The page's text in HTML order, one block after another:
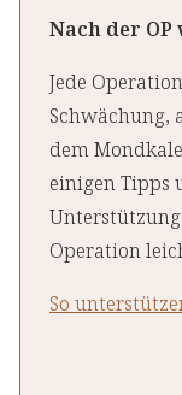
Nach der
Jede
Schwächung,
dem
einigen
Operation
So